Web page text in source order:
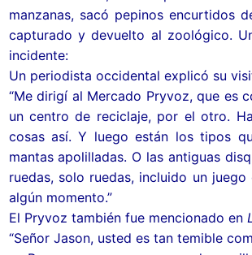
manzanas, sacó pepinos encurtidos
capturado y devuelto al zoológico.
incidente:
Un periodista occidental explicó su
“Me dirigí al Mercado Pryvoz, que es
un centro de reciclaje, por el otro.
cosas así. Y luego están los tipos
mantas apolilladas. O las antiguas
ruedas, solo ruedas, incluido un
algún momento.”
El Pryvoz también fue mencionado en
“Señor Jason, usted es tan temible